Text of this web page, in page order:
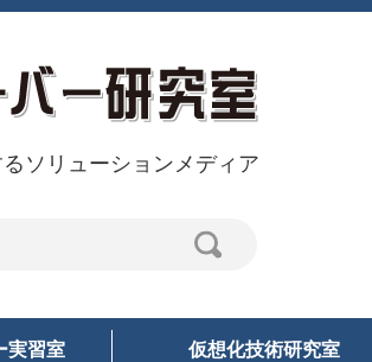
ソリューションメディア
実習室 仮想化技術研究室